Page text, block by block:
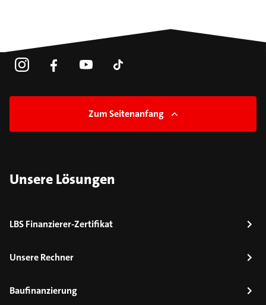
Zum Seitenanfang
Unsere Lösungen
LBS Finanzierer-Zertifikat
Unsere Rechner
Baufinanzierung